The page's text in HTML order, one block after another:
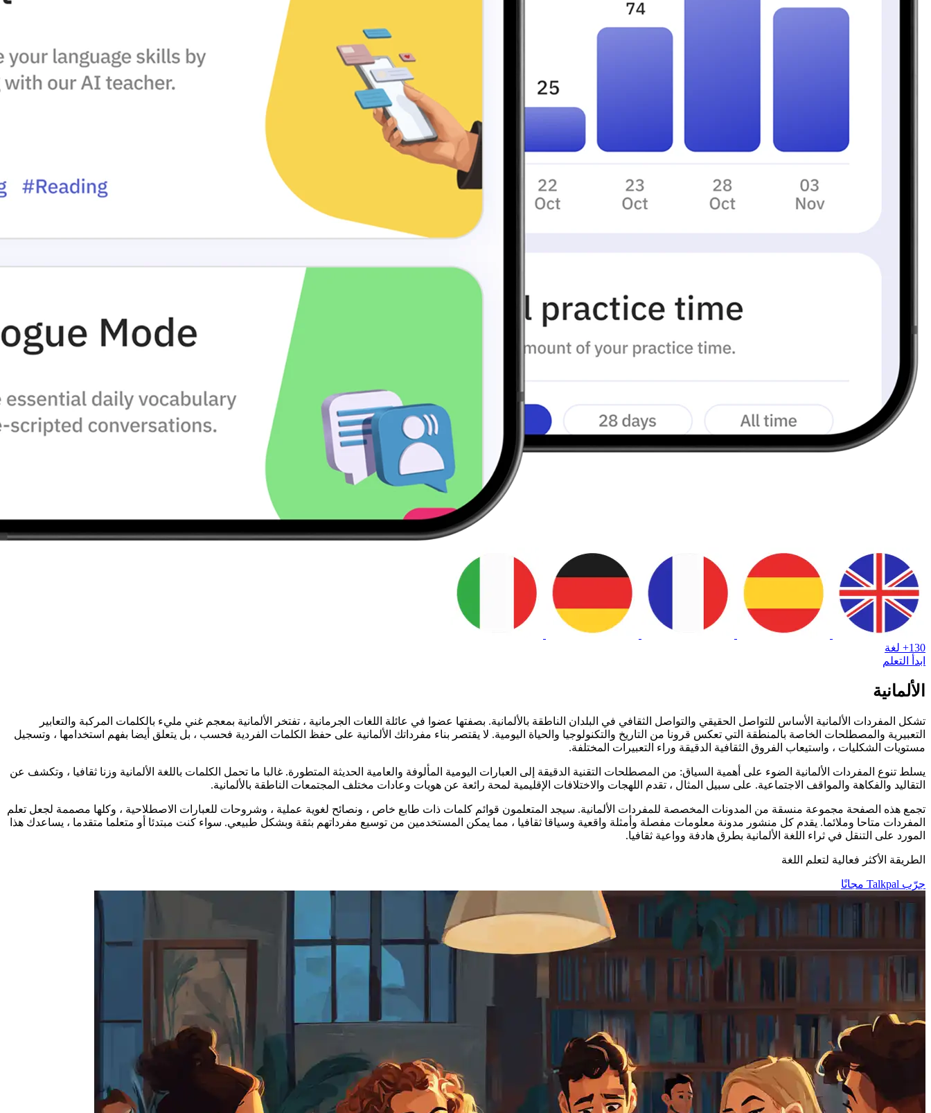
130+ لغة
ابدأ التعلم
الألمانية
تشكل المفردات الألمانية الأساس للتواصل الحقيقي والتواصل الثقافي في البلدان الناطقة بالألمانية. بصفتها عضوا في عائلة اللغات الجرمانية ، تفتخر الألمانية بمعجم غني مليء بالكلمات المركبة والتعابير
التعبيرية والمصطلحات الخاصة بالمنطقة التي تعكس قرونا من التاريخ والتكنولوجيا والحياة اليومية. لا يقتصر بناء مفرداتك الألمانية على حفظ الكلمات الفردية فحسب ، بل يتعلق أيضا بفهم استخدامها ، وتسجيل
مستويات الشكليات ، واستيعاب الفروق الثقافية الدقيقة وراء التعبيرات المختلفة.
يسلط تنوع المفردات الألمانية الضوء على أهمية السياق: من المصطلحات التقنية الدقيقة إلى العبارات اليومية المألوفة والعامية الحديثة المتطورة. غالبا ما تحمل الكلمات باللغة الألمانية وزنا ثقافيا ، وتكشف عن
التقاليد والفكاهة والمواقف الاجتماعية. على سبيل المثال ، تقدم اللهجات والاختلافات الإقليمية لمحة رائعة عن هويات وعادات مختلف المجتمعات الناطقة بالألمانية.
تجمع هذه الصفحة مجموعة منسقة من المدونات المخصصة للمفردات الألمانية. سيجد المتعلمون قوائم كلمات ذات طابع خاص ، ونصائح لغوية عملية ، وشروحات للعبارات الاصطلاحية ، وكلها مصممة لجعل تعلم
المفردات متاحا وملائما. يقدم كل منشور مدونة معلومات مفصلة وأمثلة واقعية وسياقا ثقافيا ، مما يمكن المستخدمين من توسيع مفرداتهم بثقة وبشكل طبيعي. سواء كنت مبتدئا أو متعلما متقدما ، يساعدك هذا
المورد على التنقل في ثراء اللغة الألمانية بطرق هادفة وواعية ثقافيا.
الطريقة الأكثر فعالية لتعلم اللغة
جرّب Talkpal مجانًا